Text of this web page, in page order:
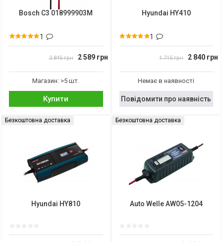
Bosch C3 018999903M
1
2 845 грн 2 589 грн
Магазин: >5 шт.
Купити
Hyundai HY410
1
1 715 грн 2 840 грн
Немає в наявності
Повідомити про наявність
Безкоштовна доставка
Hyundai HY810
Безкоштовна доставка
Auto Welle AW05-1204